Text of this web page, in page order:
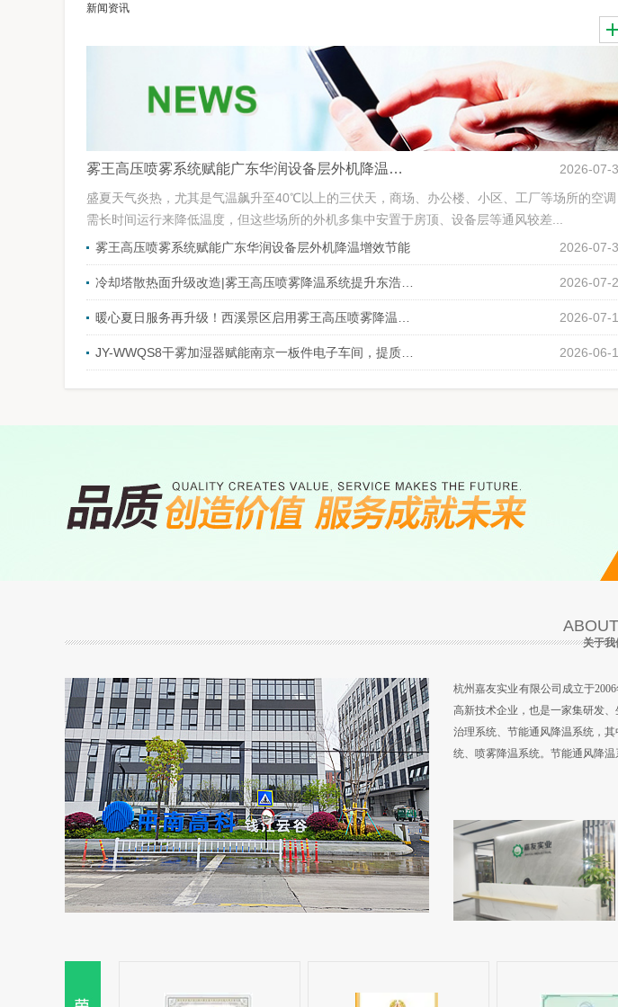
新闻资讯
雾王高压喷雾系统赋能广东华润设备层外机降温增效节能
2026-07-
盛夏天气炎热，尤其是气温飙升至40℃以上的三伏天，商场、办公楼、小区、工厂等场所的空调
需长时间运行来降低温度，但这些场所的外机多集中安置于房顶、设备层等通风较差...
雾王高压喷雾系统赋能广东华润设备层外机降温增效节能
2026-07-
2026-07-
2026-07-
2026-06-
关于我
杭州嘉友实业有限公司成立于
高新技术企业，也是一家集研发
治理系统、节能通风降温系统，
统、喷雾降温系统。节能通风降